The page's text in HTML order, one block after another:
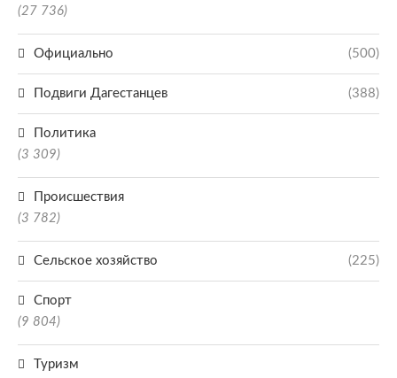
(27 736)
Официально (500)
Подвиги Дагестанцев (388)
Политика
(3 309)
Происшествия
(3 782)
Сельское хозяйство (225)
Спорт
(9 804)
Туризм